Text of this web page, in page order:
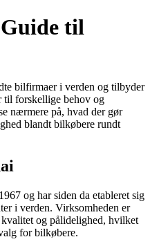
til
bilfirmaer i verden og tilbyder
til forskellige behov og
nærmere på, hvad der gør
blandt bilkøbere rundt
og har siden da etableret sig
i verden. Virksomheden er
og pålidelighed, hvilket
for bilkøbere.